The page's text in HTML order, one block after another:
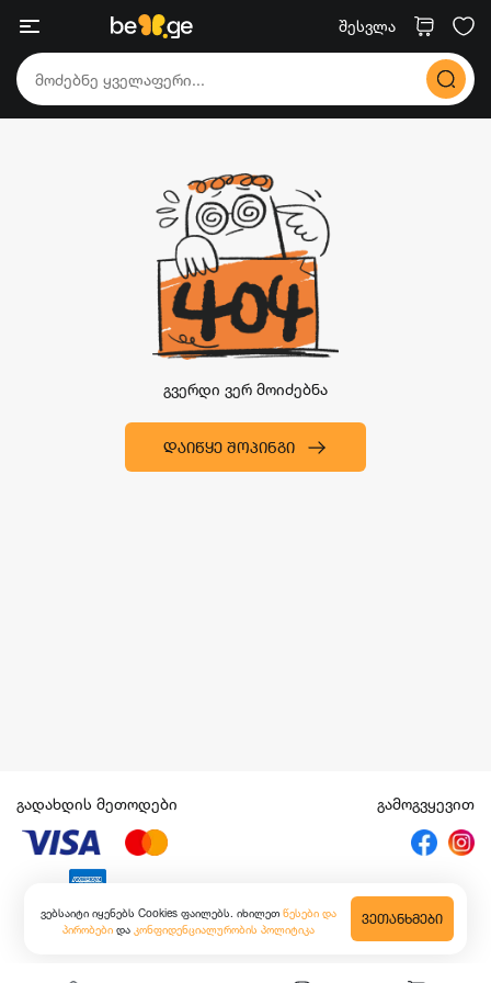
შესვლა
გვერდი ვერ მოიძებნა
ᲓᲐᲘᲬᲧᲔ ᲨᲝᲞᲘᲜᲒᲘ
ვებსაიტი იყენებს Cookies ფაილებს. იხილეთ წესები და
პირობები და კონფიდენციალურობის პოლიტიკა
ᲕᲔᲗᲐᲜᲮᲛᲔᲑᲘ
გადახდის მეთოდები გამოგვყევით